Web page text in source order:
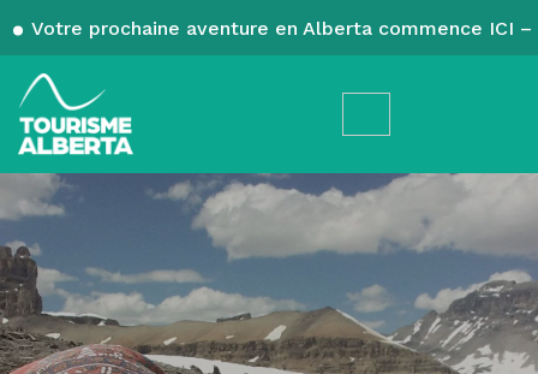
Votre prochaine aventure en Alberta commence ICI